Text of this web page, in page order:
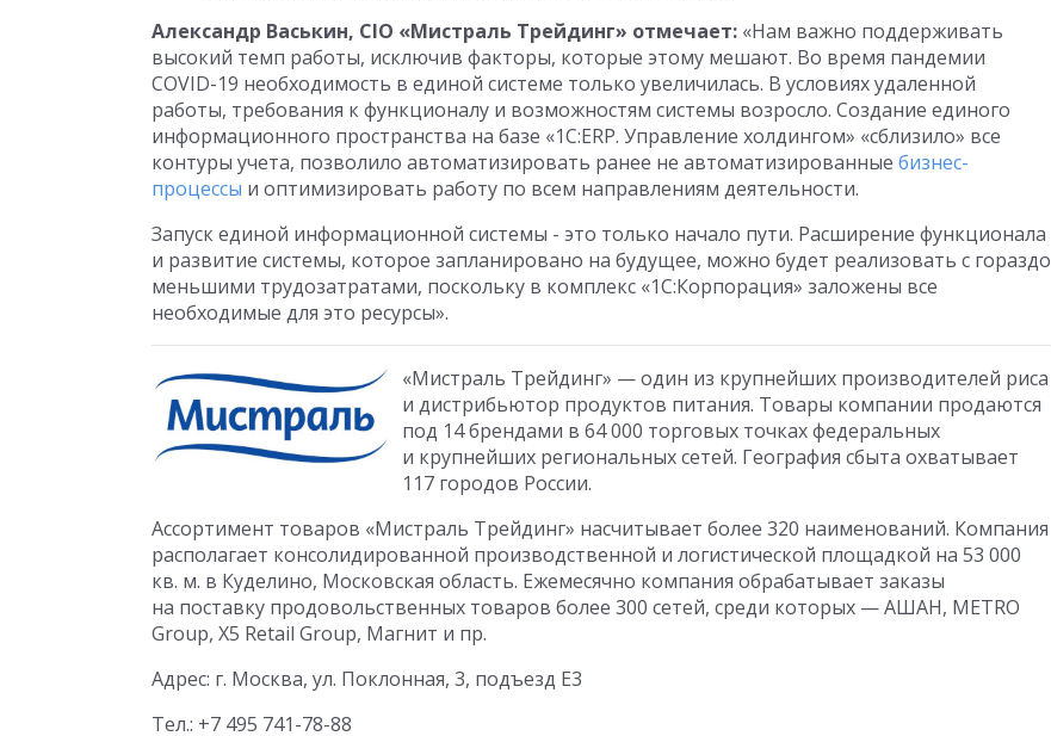
Александр Васькин, CIO «Мистраль Трейдинг» отмечает: «Нам важно поддерживать
высокий темп работы, исключив факторы, которые этому мешают. Во время пандемии
COVID-19 необходимость в единой системе только увеличилась. В условиях удаленной
работы, требования к функционалу и возможностям системы возросло. Создание единого
информационного пространства на базе «1С:ERP. Управление холдингом» «сблизило» все
контуры учета, позволило автоматизировать ранее не автоматизированные бизнес-
процессы и оптимизировать работу по всем направлениям деятельности.
Запуск единой информационной системы - это только начало пути. Расширение функционала
и развитие системы, которое запланировано на будущее, можно будет реализовать с гораздо
меньшими трудозатратами, поскольку в комплекс «1С:Корпорация» заложены все
необходимые для это ресурсы».
«Мистраль Трейдинг» — один из крупнейших производителей риса
и дистрибьютор продуктов питания. Товары компании продаются
под 14 брендами в 64 000 торговых точках федеральных
и крупнейших региональных сетей. География сбыта охватывает
117 городов России.
Ассортимент товаров «Мистраль Трейдинг» насчитывает более 320 наименований. Компания
располагает консолидированной производственной и логистической площадкой на 53 000
кв. м. в Куделино, Московская область. Ежемесячно компания обрабатывает заказы
на поставку продовольственных товаров более 300 сетей, среди которых — АШАН, METRO
Group, X5 Retail Group, Магнит и пр.
Адрес: г. Москва, ул. Поклонная, 3, подъезд Е3
Тел.: +7 495 741-78-88